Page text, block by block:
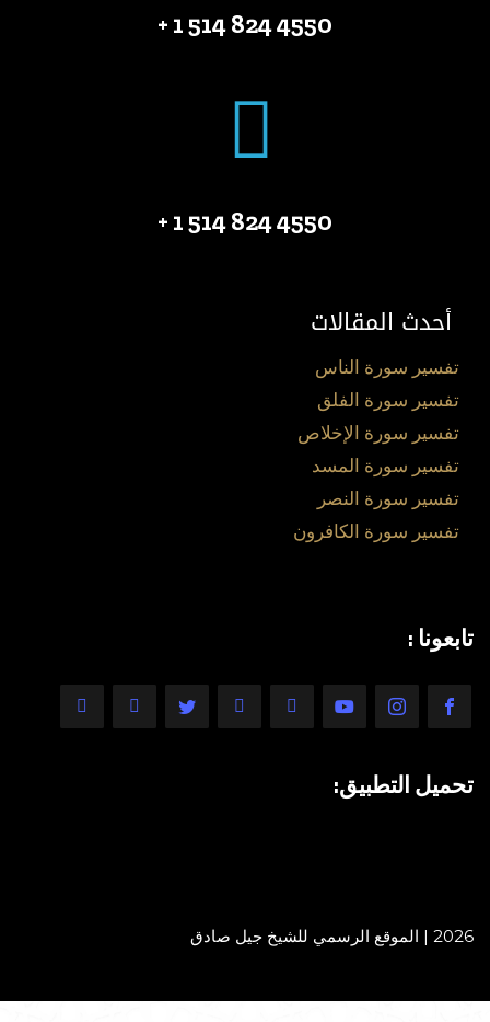
4550 824 514 1 +
4550 824 514 1 +
أحدث المقالات
تفسير سورة الناس
تفسير سورة الفلق
تفسير سورة الإخلاص
تفسير سورة المسد
تفسير سورة النصر
تفسير سورة الكافرون
تابعونا :
تحميل التطبيق:
2026 | الموقع الرسمي للشيخ جيل صادق